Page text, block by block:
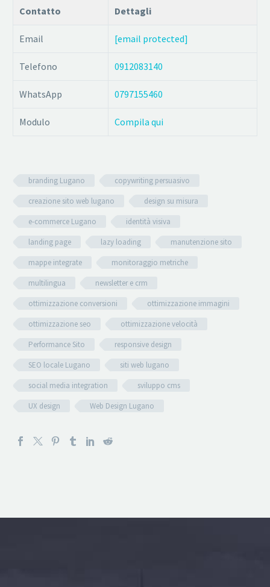
Contatto Dettagli
Email [email protected]
Telefono 0912083140
WhatsApp 0797155460
Modulo Compila qui
branding Lugano
copywriting persuasivo
creazione sito web lugano
design su misura
e-commerce Lugano
identità visiva
landing page
lazy loading
manutenzione sito
mappe integrate
monitoraggio metriche
multilingua
newsletter e crm
ottimizzazione conversioni
ottimizzazione immagini
ottimizzazione seo
ottimizzazione velocità
Performance Sito
responsive design
SEO locale Lugano
siti web lugano
social media integration
sviluppo cms
UX design
Web Design Lugano